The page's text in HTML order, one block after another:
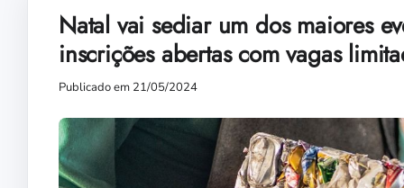
Natal vai sediar um dos maiores
inscrições abertas com vagas
Publicado em 21/05/2024